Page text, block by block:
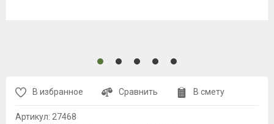
В избранное Сравнить В смету
Артикул: 27468